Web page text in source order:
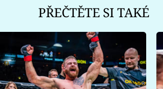
PŘEČTĚTE SI TAKÉ